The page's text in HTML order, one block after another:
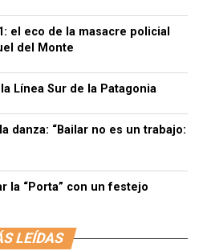
el eco de la masacre policial
del Monte
Línea Sur de la Patagonia
danza: “Bailar no es un trabajo:
la “Porta” con un festejo
LEÍDAS